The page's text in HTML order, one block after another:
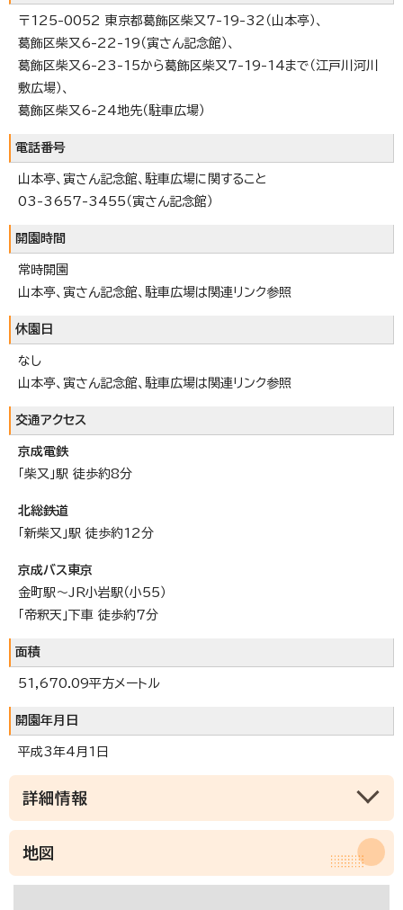
〒125-0052 東京都葛飾区柴又7-19-32（山本亭）、
葛飾区柴又6-22-19（寅さん記念館）、
葛飾区柴又6-23-15から葛飾区柴又7-19-14まで（江戸川河川
敷広場）、
葛飾区柴又6-24地先（駐車広場）
電話番号
山本亭、寅さん記念館、駐車広場に関すること
03-3657-3455（寅さん記念館）
開園時間
常時開園
山本亭、寅さん記念館、駐車広場は関連リンク参照
休園日
なし
山本亭、寅さん記念館、駐車広場は関連リンク参照
交通アクセス
京成電鉄
「柴又」駅 徒歩約8分
北総鉄道
「新柴又」駅 徒歩約12分
京成バス東京
金町駅～JR小岩駅（小55）
「帝釈天」下車 徒歩約7分
面積
51,670.09平方メートル
開園年月日
平成3年4月1日
詳細情報
地図